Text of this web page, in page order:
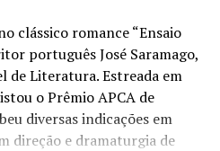
40
event/121085?
clássico romance “Ensaio
português José Saramago,
de Literatura. Estreada em
o Prêmio APCA de
diversas indicações em
direção e dramaturgia de